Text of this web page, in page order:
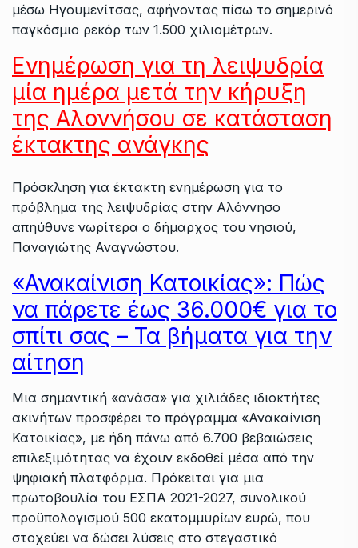
μέσω Ηγουμενίτσας, αφήνοντας πίσω το σημερινό
παγκόσμιο ρεκόρ των 1.500 χιλιομέτρων.
Ενημέρωση για τη λειψυδρία
μία ημέρα μετά την κήρυξη
της Αλοννήσου σε κατάσταση
έκτακτης ανάγκης
Πρόσκληση για έκτακτη ενημέρωση για το
πρόβλημα της λειψυδρίας στην Αλόννησο
απηύθυνε νωρίτερα ο δήμαρχος του νησιού,
Παναγιώτης Αναγνώστου.
«Ανακαίνιση Κατοικίας»: Πώς
να πάρετε έως 36.000€ για το
σπίτι σας – Τα βήματα για την
αίτηση
Μια σημαντική «ανάσα» για χιλιάδες ιδιοκτήτες
ακινήτων προσφέρει το πρόγραμμα «Ανακαίνιση
Κατοικίας», με ήδη πάνω από 6.700 βεβαιώσεις
επιλεξιμότητας να έχουν εκδοθεί μέσα από την
ψηφιακή πλατφόρμα. Πρόκειται για μια
πρωτοβουλία του ΕΣΠΑ 2021-2027, συνολικού
προϋπολογισμού 500 εκατομμυρίων ευρώ, που
στοχεύει να δώσει λύσεις στο στεγαστικό